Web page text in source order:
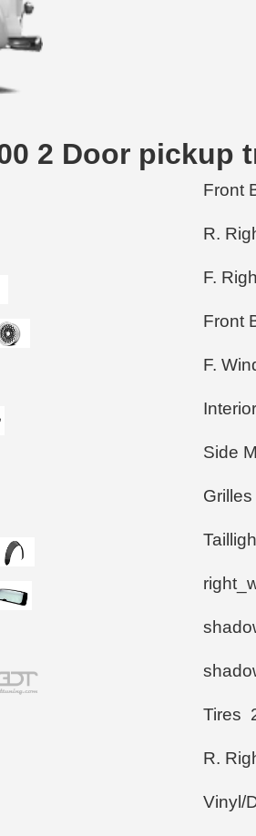
2 Door pickup
Front
R.
F.
Front
F.
Side
Grilles
Tires
R.
Vinyl/